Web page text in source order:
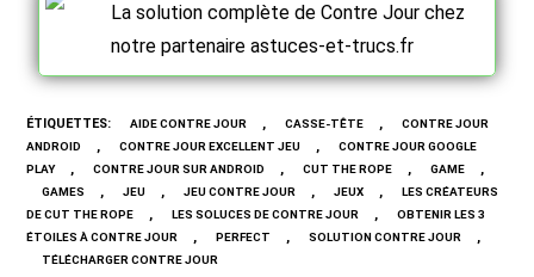
La solution complète de Contre Jour chez
notre partenaire astuces-et-trucs.fr
ÉTIQUETTES: AIDE CONTRE JOUR , CASSE-TÊTE ,
CONTRE JOUR
ANDROID
, CONTRE JOUR EXCELLENT JEU ,
CONTRE JOUR GOOGLE
PLAY
, CONTRE JOUR SUR ANDROID , CUT THE ROPE , GAME ,
GAMES , JEU , JEU CONTRE JOUR , JEUX ,
LES CRÉATEURS
DE CUT THE ROPE
, LES SOLUCES DE CONTRE JOUR ,
OBTENIR LES 3
ÉTOILES À CONTRE JOUR
, PERFECT , SOLUTION CONTRE JOUR ,
TÉLÉCHARGER CONTRE JOUR